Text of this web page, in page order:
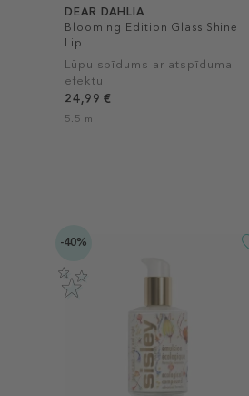
DEAR DAHLIA
Blooming Edition Glass Shine
Lip
Lūpu spīdums ar atspīduma
efektu
24,99 €
5.5 ml
-40%